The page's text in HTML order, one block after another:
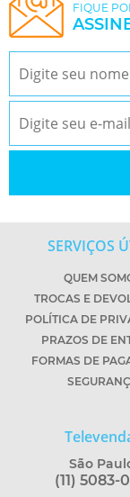
FIQUE
SERVIÇOS
QUEM
TROCAS E
POLÍTICA DE
PRAZOS DE
FORMAS DE
São
(11) 5083-